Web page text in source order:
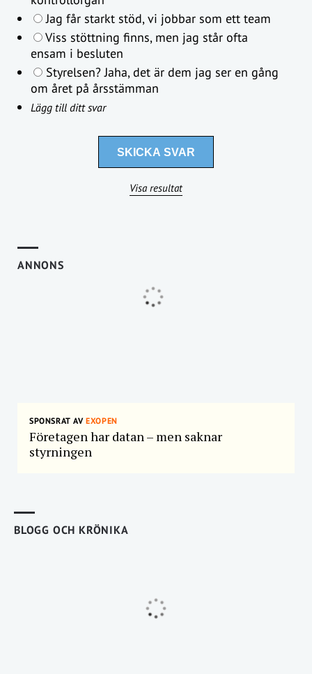
Jag får starkt stöd, vi jobbar som ett team
Viss stöttning finns, men jag står ofta
ensam i besluten
Styrelsen? Jaha, det är dem jag ser en gång
om året på årsstämman
Lägg till ditt svar
Visa resultat
ANNONS
SPONSRAT AVEXOPEN
Företagen har datan – men saknar
styrningen
BLOGG OCH KRÖNIKA